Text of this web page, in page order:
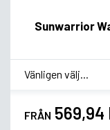
Sunwarrior
* Smakvariant
FRÅN 569,94